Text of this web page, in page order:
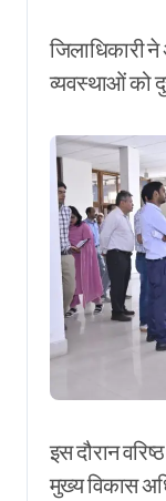
जिलाधिकारी
व्यवस्थाओं को
इस दौरान
मुख्य विकास